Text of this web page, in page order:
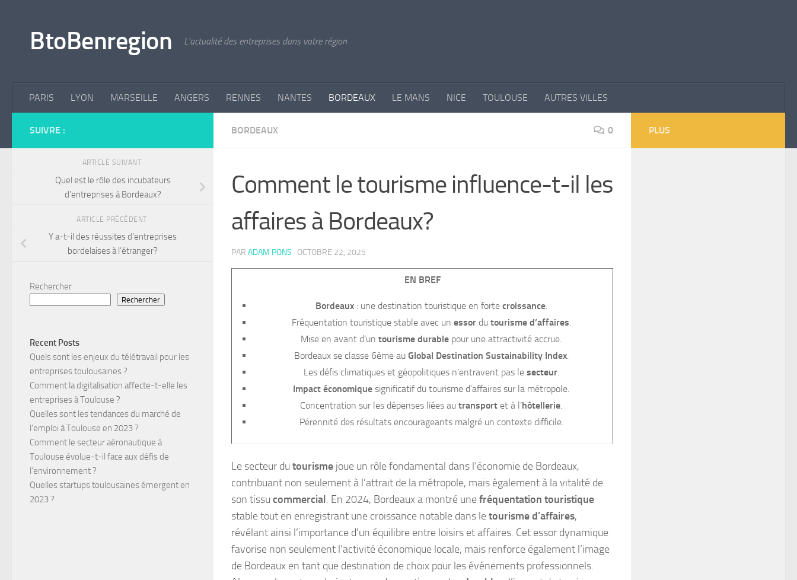
BtoBenregion L'actualité des entreprises dans votre région
PARIS LYON MARSEILLE ANGERS RENNES NANTES BORDEAUX LE MANS NICE TOULOUSE AUTRES VILLES
BORDEAUX 0
Comment le tourisme influence-t-il les
affaires à Bordeaux?
PAR ADAM PONS · OCTOBRE 22, 2025
EN BREF
Bordeaux: une destination touristique en forte croissance.
Fréquentation touristique stable avec un essordu tourisme d’affaires
Mise en avant d’un tourisme durable pour une attractivité accrue.
Bordeaux se classe 6ème au Global Destination Sustainability Index.
Les défis climatiques et géopolitiques n’entravent pas le secteur.
Impact économique significatif du tourisme d’affaires sur la métropole.
Concentration sur les dépenses liées au transport et à l’hôtellerie
Pérennité des résultats encourageants malgré un contexte difficile.
Le secteur du tourisme joue un rôle fondamental dans l’économie de Bordeaux,
contribuant non seulement à l’attrait de la métropole, mais également à la vitalité de
son tissu commercial. En 2024, Bordeaux a montré unefréquentation touristique
stable tout en enregistrant une croissance notable dans letourisme d’affaires,
révélant ainsi l’importance d’un équilibre entre loisirs et affaires. Cet essor dynamique
favorise non seulement l’activité économique locale, mais renforce également l’image
de Bordeaux en tant que destination de choix pour les événements professionnels.
SUIVRE :
ARTICLE SUIVANT
Quel est le rôle des incubateurs
d’entreprises à Bordeaux?
ARTICLE PRÉCÉDENT
Y a-t-il des réussites d’entreprises
bordelaises à l’étranger?
Rechercher
Rechercher
Recent Posts
Quels sont les enjeux du télétravail pour les
entreprises toulousaines ?
Comment la digitalisation affecte-t-elle les
entreprises à Toulouse ?
Quelles sont les tendances du marché de
l’emploi à Toulouse en 2023 ?
Comment le secteur aéronautique à
Toulouse évolue-t-il face aux défis de
l’environnement ?
Quelles startups toulousaines émergent en
2023 ?
PLUS